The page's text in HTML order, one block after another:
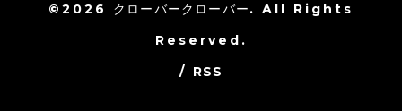
©2026 クローバークローバー. All Rights
Reserved.
/ RSS